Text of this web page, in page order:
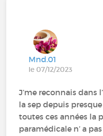
Mnd.01
le 07/12/2023
J’me reconnais dans
la sep depuis
toutes ces années la
paramédicale n’ a